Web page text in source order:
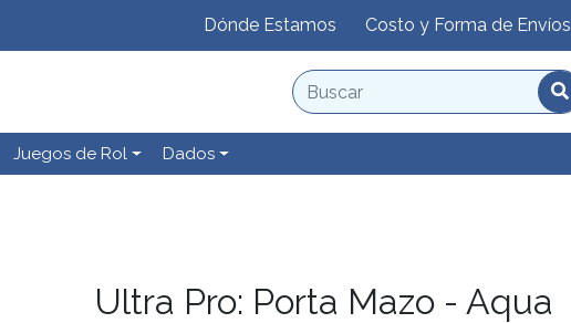
Dónde Estamos Costo y Forma de Envíos
Juegos de Rol Dados
Ultra Pro: Porta Mazo - Aqua